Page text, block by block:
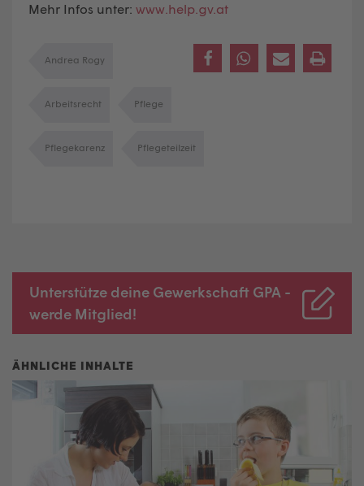
Mehr Infos unter: www.help.gv.at
Andrea Rogy
Arbeitsrecht Pflege
Pflegekarenz Pflegeteilzeit
Unterstütze deine Gewerkschaft GPA -
werde Mitglied!